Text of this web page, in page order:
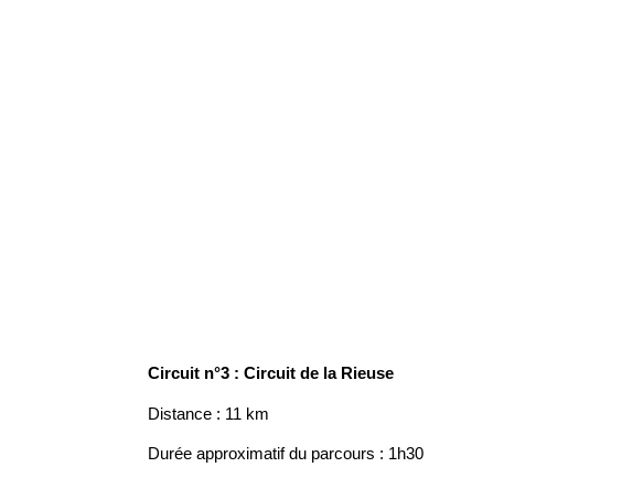
Circuit n°3 : Circuit de la Rieuse
Distance : 11 km
Durée approximatif du parcours : 1h30